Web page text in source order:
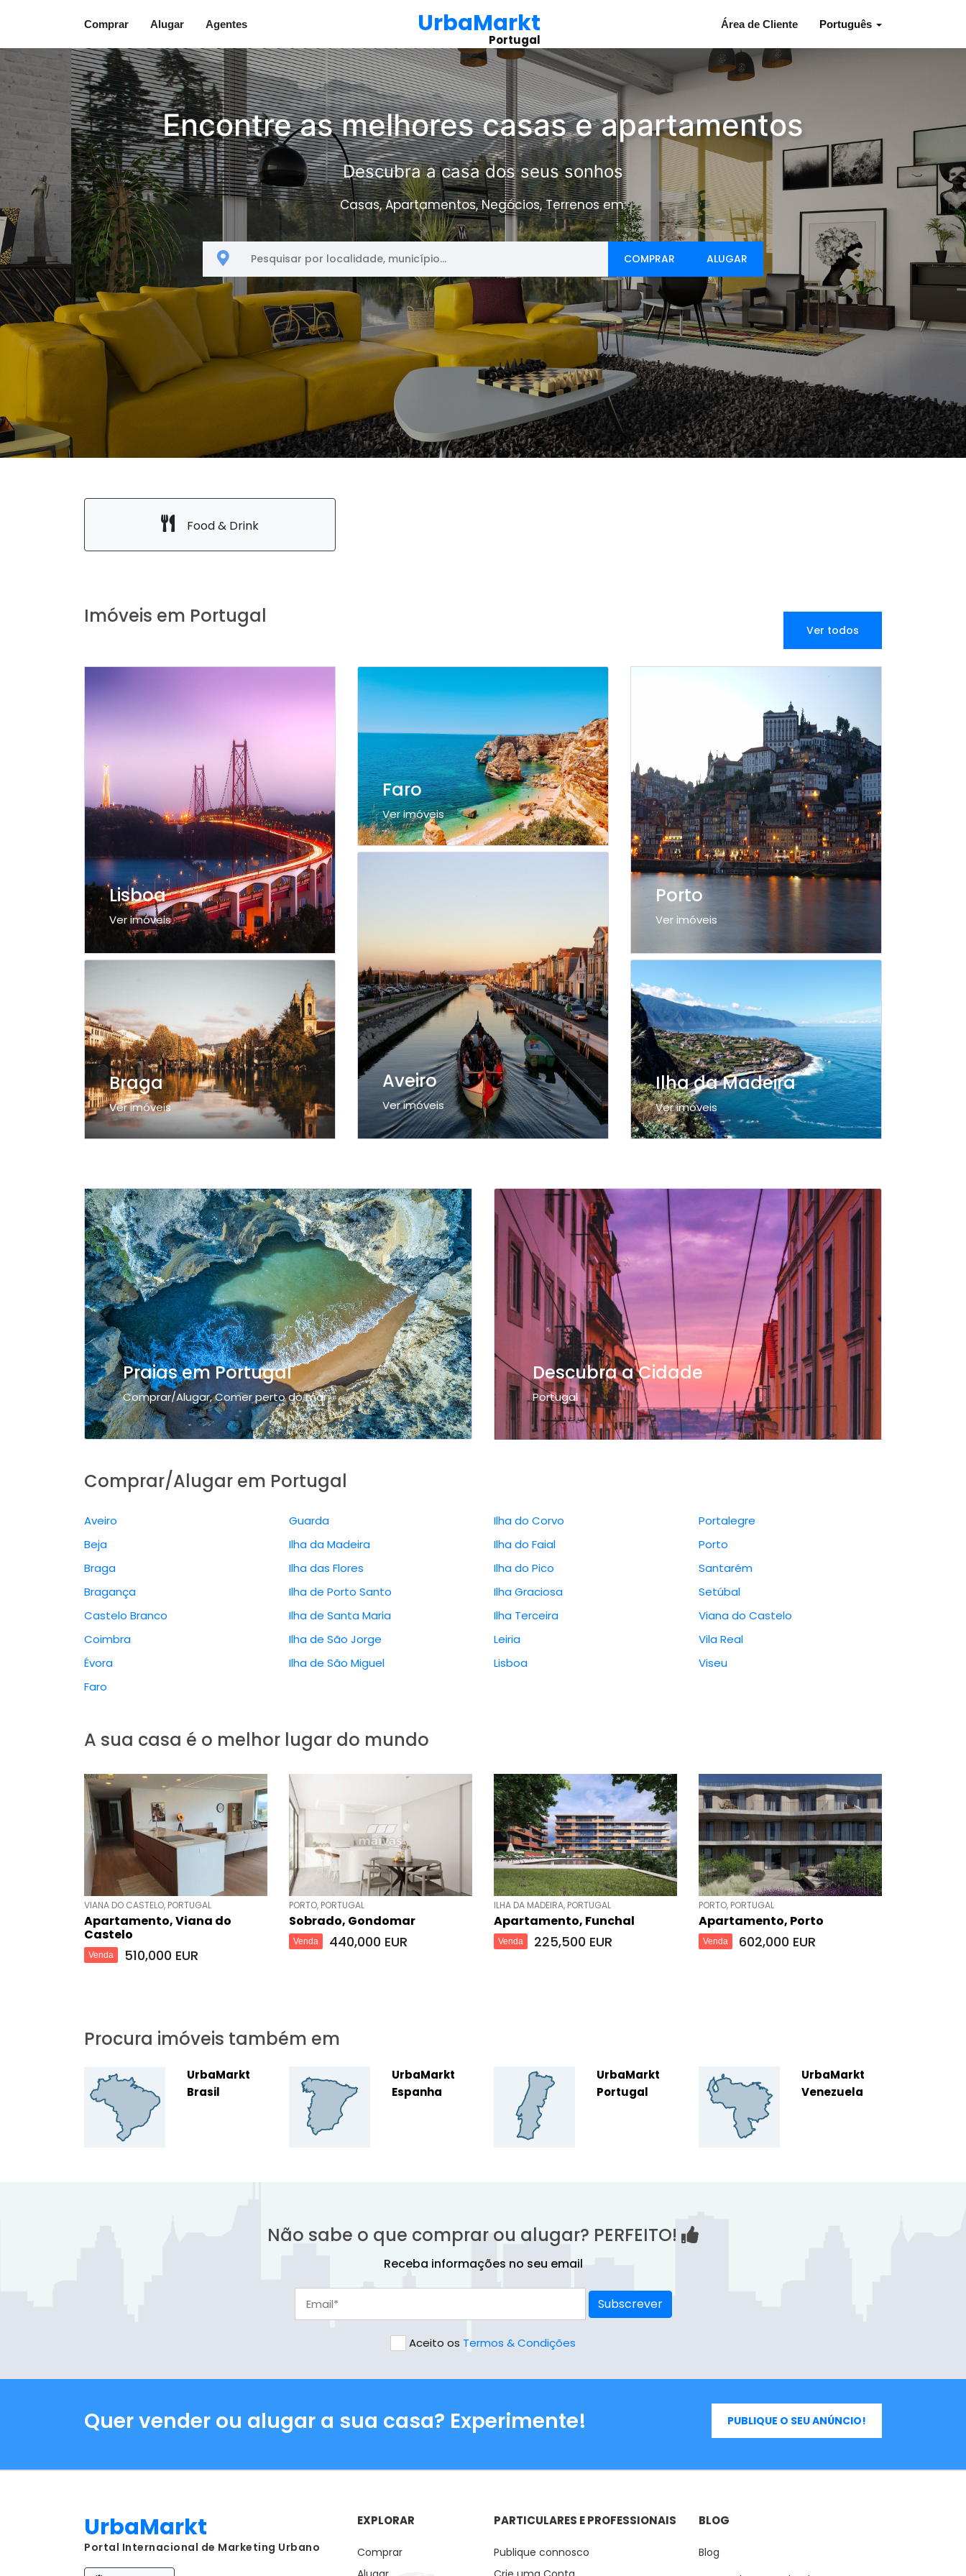
UrbaMarkt
Portugal
Comprar Alugar Agentes Português
Área de Cliente
Encontre as melhores casas e apartamentos
Descubra a casa dos seus sonhos
Casas, Apartamentos, Negócios, Terrenos em:
COMPRAR ALUGAR
Food & Drink
Imóveis em Portugal
Ver todos
Lisboa
Ver imóveis
Braga
Ver imóveis
Faro
Ver imóveis
Aveiro
Ver imóveis
Porto
Ver imóveis
Ilha da Madeira
Ver imóveis
Praias em Portugal
Comprar/Alugar, Comer perto do mar
Descubra a Cidade
Portugal
Comprar/Alugar em Portugal
Aveiro
Beja
Braga
Bragança
Castelo Branco
Coimbra
Évora
Faro
Guarda
Ilha da Madeira
Ilha das Flores
Ilha de Porto Santo
Ilha de Santa Maria
Ilha de São Jorge
Ilha de São Miguel
Ilha do Corvo
Ilha do Faial
Ilha do Pico
Ilha Graciosa
Ilha Terceira
Leiria
Lisboa
Portalegre
Porto
Santarém
Setúbal
Viana do Castelo
Vila Real
Viseu
A sua casa é o melhor lugar do mundo
VIANA DO CASTELO, PORTUGAL
Apartamento, Viana do
Castelo
Venda 510,000 EUR
PORTO, PORTUGAL
Sobrado, Gondomar
Venda 440,000 EUR
ILHA DA MADEIRA, PORTUGAL
Apartamento, Funchal
Venda 225,500 EUR
PORTO, PORTUGAL
Apartamento, Porto
Venda 602,000 EUR
Procura imóveis também em
UrbaMarkt
Brasil
UrbaMarkt
Espanha
UrbaMarkt
Portugal
UrbaMarkt
Venezuela
Não sabe o que comprar ou alugar? PERFEITO!
Receba informações no seu email
Subscrever
Aceito os Termos & Condições
Quer vender ou alugar a sua casa? Experimente! PUBLIQUE O SEU ANÚNCIO!
UrbaMarkt
Portal Internacional de Marketing Urbano
EXPLORAR
Comprar
PARTICULARES E PROFESSIONAIS
Publique connosco
BLOG
Blog